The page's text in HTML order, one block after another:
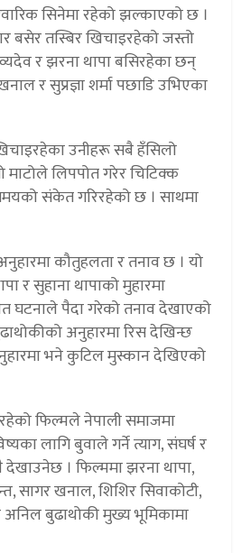
सिनेमा रहेको झल्काएको छ ।
बसेर तस्बिर खिचाइरहेको जस्तो
र झरना थापा बसिरहेका छन्
र सुप्रज्ञा शर्मा पछाडि उभिएका
उनीहरू सबै हँसिलो
माटोले लिपपोत गरेर चिटिक्क
संकेत गरिरहेको छ । साथमा
अनुहारमा कौतुहलता र तनाव छ । यो
र सुहाना थापाको मुहारमा
घटनाले पैदा गरेको तनाव देखाएको
अनुहारमा रिस देखिन्छ
भने कुटिल मुस्कान देखिएको
फिल्मले नेपाली समाजमा
लागि बुवाले गर्ने त्याग, संघर्ष र
। फिल्ममा झरना थापा,
सागर खनाल, शिशिर सिवाकोटी,
र अनिल बुढाथोकी मुख्य भूमिकामा